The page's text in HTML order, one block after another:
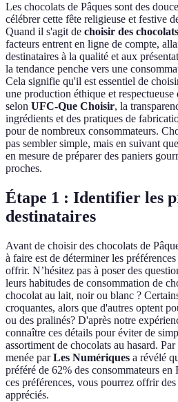
Les chocolats de Pâques sont des
célébrer cette fête religieuse et festive
Quand il s'agit de choisir des
facteurs entrent en ligne de compte,
destinataires à la qualité et aux
la tendance penche vers une
Cela signifie qu'il est essentiel de
une production éthique et
selon UFC-Que Choisir, la
ingrédients et des pratiques de
pour de nombreux consommateurs.
pas sembler simple, mais en suivant
en mesure de préparer des paniers
proches.
Étape 1 : Identifier les
destinataires
Avant de choisir des chocolats de
à faire est de déterminer les
offrir. N’hésitez pas à poser des
leurs habitudes de consommation de
chocolat au lait, noir ou blanc ?
croquantes, alors que d'autres optent
ou des pralinés? D'après notre
connaître ces détails pour éviter de
assortiment de chocolats au hasard.
menée parLes Numériques a révélé
préféré de 62% des consommateurs
ces préférences, vous pourrez offrir
appréciés.